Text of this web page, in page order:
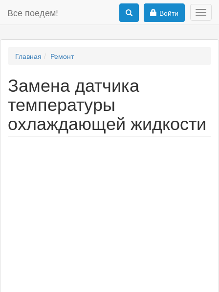
Все поедем! Войти
Главная Ремонт
Замена датчика
температуры
охлаждающей жидкости